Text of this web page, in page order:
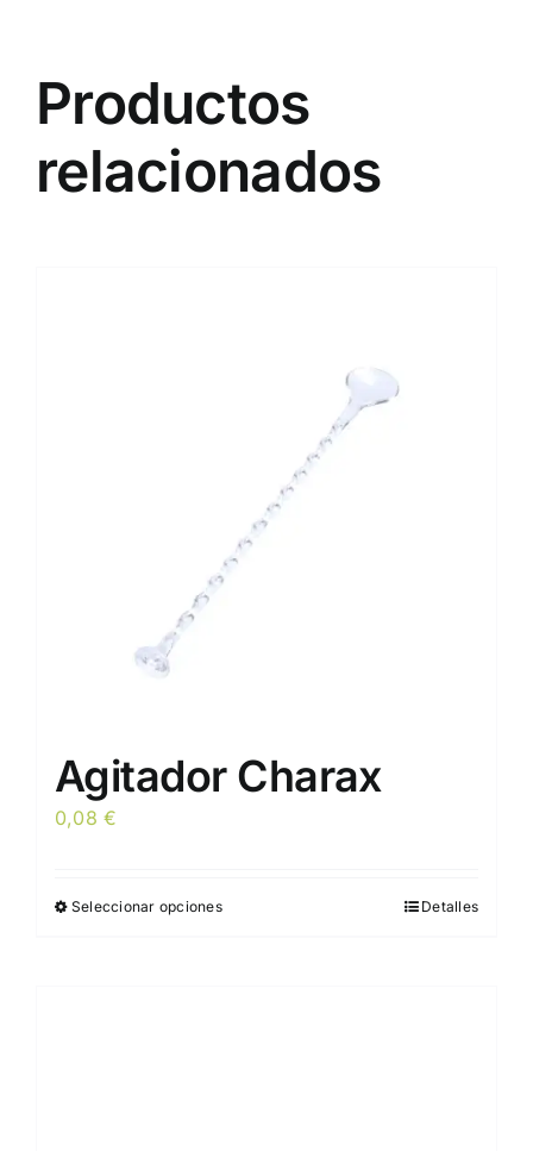
Productos
relacionados
Agitador Charax
0,08€
Seleccionar opcionesEste
Detalles